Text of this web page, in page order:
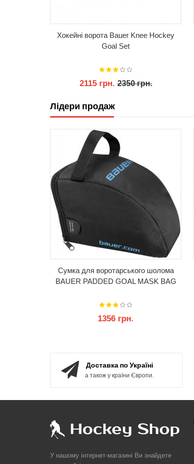
Хокейні ворота Bauer Knee Hockey
Goal Set
2115 грн.2350 грн.
Лідери продаж
Сумка для воротарського шолома
BAUER PADDED GOAL MASK BAG
1356 грн.
Доставка по Україні
а також у країни Європи.
У нашому інтернет-магазині Ви знайдете